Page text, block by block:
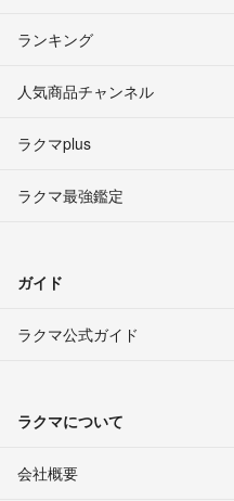
ランキング
人気商品チャンネル
ラクマplus
ラクマ最強鑑定
ガイド
ラクマ公式ガイド
ラクマについて
会社概要